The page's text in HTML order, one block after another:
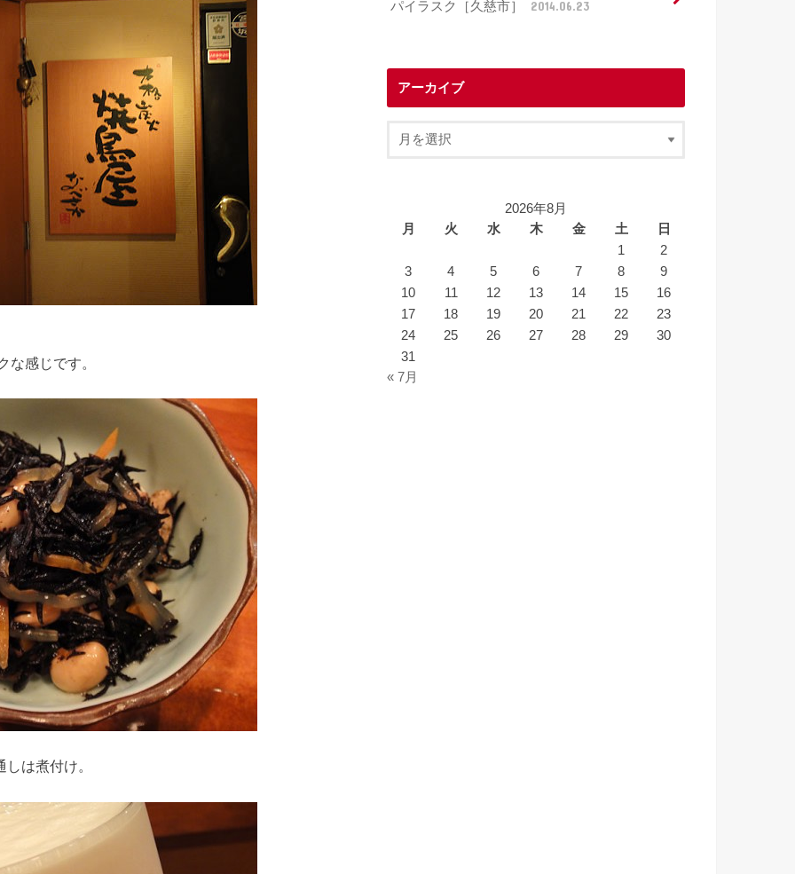
な感じです。
しは煮付け。
パイラスク［久慈市］
2014.06.23
アーカイブ
2026年8月
月
火 水 木 金 土
日
1
2
3
4 5 6 7 8
9
10
11 12 13 14 15
16
17
18 19 20 21 22
23
24
25 26 27 28 29
30
31
« 7月